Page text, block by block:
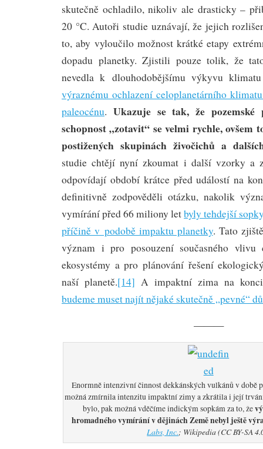
skutečně ochladilo, nikoliv ale drasticky –
20 °C. Autoři studie uznávají, že jejich
to, aby vyloučilo možnost krátké etapy
dopadu planetky. Zjistili pouze tolik, že
nevedla k dlouhodobějšímu výkyvu
výraznému ochlazení celoplanetárního
paleocénu. Ukazuje se tak, že pozemské
schopnost „zotavit“ se velmi rychle, ovšem
postižených skupinách živočichů a
studie chtějí nyní zkoumat i další vzorky a
odpovídají období krátce před událostí na
definitivně zodpověděli otázku, nakolik
vymírání před 66 miliony letbyly tehdejší
příčině v podobě impaktu planetky. Tato
význam i pro posouzení současného vlivu
ekosystémy a pro plánování řešení
naší planetě.[14] A impaktní zima na
budeme muset najít nějaké skutečně „pevné“
———
Enormně intenzivní činnost dekkánských vulkánů v době
možná zmírnila intenzitu impaktní zimy a zkrátila i její
bylo, pak možná vděčíme indickým sopkám za to, že
hromadného vymírání v dějinách Země nebyl ještě
Labs, Inc.; Wikipedia (CC BY-SA